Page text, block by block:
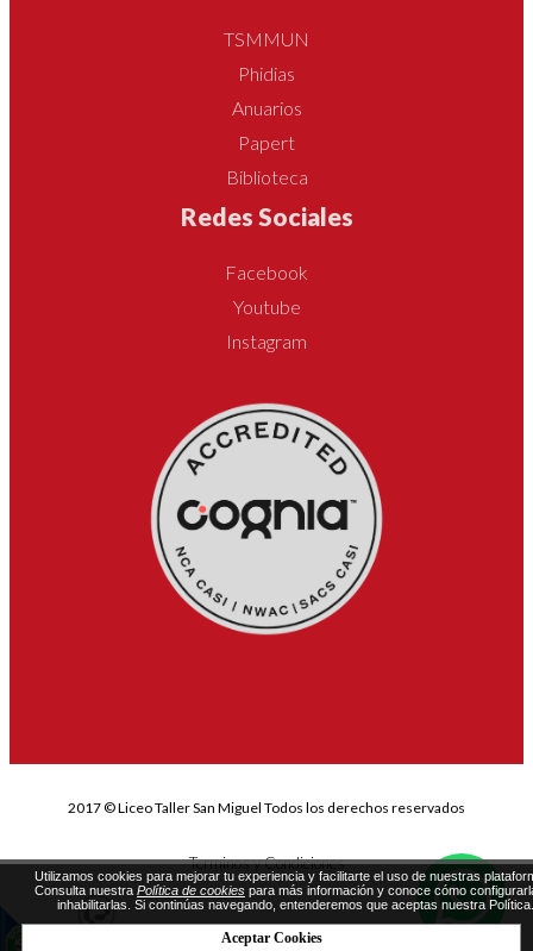
TSMMUN
Phidias
Anuarios
Papert
Biblioteca
Redes Sociales
Facebook
Youtube
Instagram
2017 © Liceo Taller San Miguel Todos los derechos reservados
Terminos y Condiciones
Utilizamos cookies para mejorar tu experiencia y facilitarte el uso de nuestras
Consulta nuestra Política de cookies para más información y conoce cómo
inhabilitarlas. Si continúas navegando, entenderemos que aceptas nuestra Política.
Aceptar Cookies